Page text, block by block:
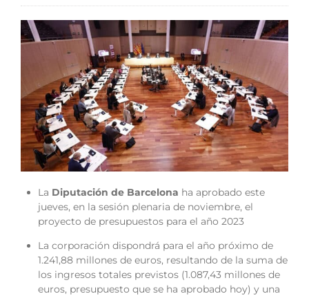
La Diputación de Barcelona ha aprobado este
jueves, en la sesión plenaria de noviembre, el
proyecto de presupuestos para el año 2023
La corporación dispondrá para el año próximo de
1.241,88 millones de euros, resultando de la suma de
los ingresos totales previstos (1.087,43 millones de
euros, presupuesto que se ha aprobado hoy) y una